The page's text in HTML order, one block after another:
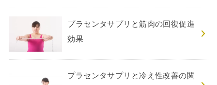
プラセンタサプリと筋肉の回復促進
効果
プラセンタサプリと冷え性改善の関